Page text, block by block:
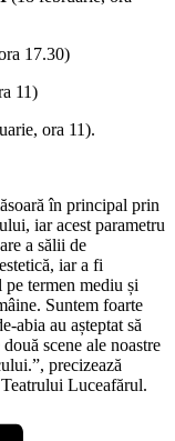
17.30)
11)
ora 11).
în principal prin
iar acest parametru
a sălii de
iar a fi
termen mediu și
Suntem foarte
abia au așteptat să
scene ale noastre
precizează
Luceafărul.